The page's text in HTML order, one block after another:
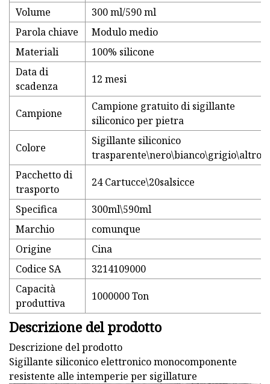
Volume
300 ml/590 ml
Parola chiave
Modulo medio
Materiali
100% silicone
Data di
scadenza
12 mesi
Campione
Campione gratuito di sigillante
siliconico per pietra
Colore
Sigillante siliconico
trasparente\nero\bianco\grigio\altro
Pacchetto di
trasporto
24 Cartucce\20salsicce
Specifica
300ml\590ml
Marchio
comunque
Origine
Cina
Codice SA
3214109000
Capacità
produttiva
1000000 Ton
Descrizione del prodotto
Descrizione del prodotto
Sigillante siliconico elettronico monocomponente
resistente alle intemperie per sigillature